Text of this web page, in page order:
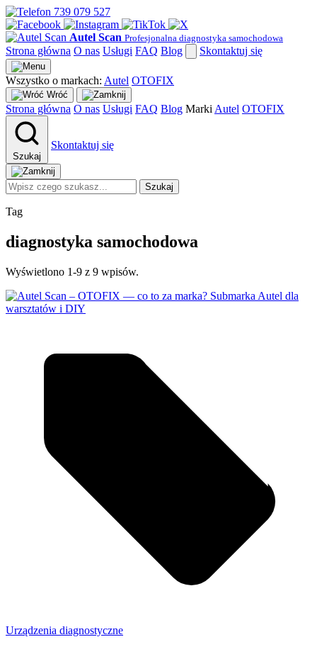
739 079 527
Autel Scan Profesjonalna diagnostyka samochodowa
Strona główna O nas Usługi FAQ Blog Skontaktuj się
Wszystko o markach: Autel OTOFIX
Wróć
Strona główna O nas Usługi FAQ Blog Marki Autel OTOFIX
Szukaj
Skontaktuj się
Szukaj
Tag
diagnostyka samochodowa
Wyświetlono 1-9 z 9 wpisów.
Urządzenia diagnostyczne